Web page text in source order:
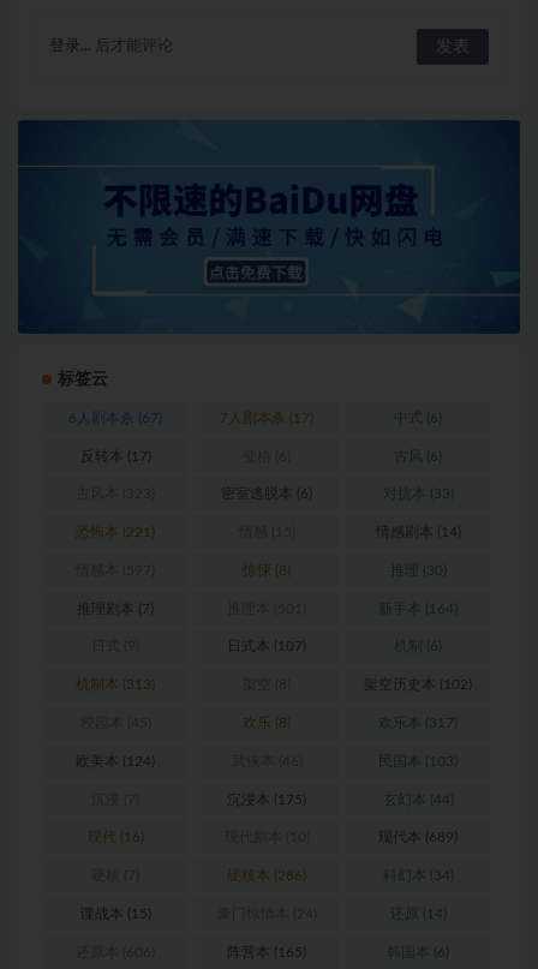
登录... 后才能评论
标签云
6人剧本杀 (67) 7人剧本杀 (17) 中式 (6)
反转本 (17) 古风 (6)
密室逃脱本 (6) 对抗本 (33)
恐怖本 (221) 情感剧本 (14)
惊悚 (8) 推理 (30)
推理剧本 (7) 新手本 (164)
日式本 (107) 机制 (6)
机制本 (313) 架空历史本 (102)
欢乐 (8) 欢乐本 (317)
欧美本 (124) 民国本 (103)
沉浸本 (175) 玄幻本 (44)
现代 (16) 现代本 (689)
硬核本 (286) 科幻本 (34)
谍战本 (15) 还原 (14)
阵营本 (165) 韩国本 (6)